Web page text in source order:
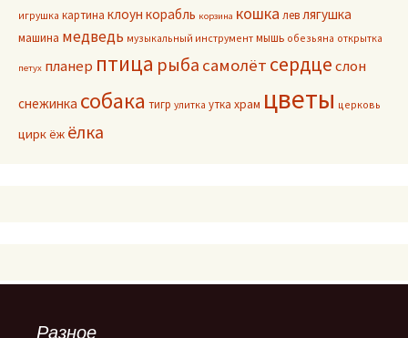
игрушка картина клоун корабль корзина кошка левлягушка
машина медведь музыкальный инструмент мышь обезьяна открытка
петух планер птица рыба самолёт сердцеслон
снежинка собака тигр улитка утка храм цветы церковь
циркёж ёлка
Разное